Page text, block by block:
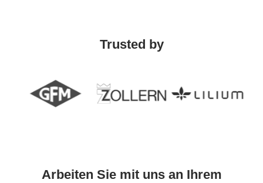
Trusted by
Arbeiten Sie mit uns an Ihrem